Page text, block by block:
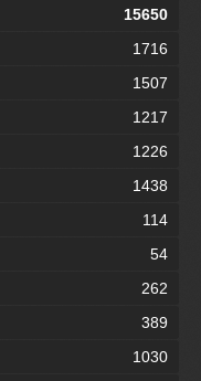
15650
1716
1507
1217
1226
1438
114
54
262
389
1030